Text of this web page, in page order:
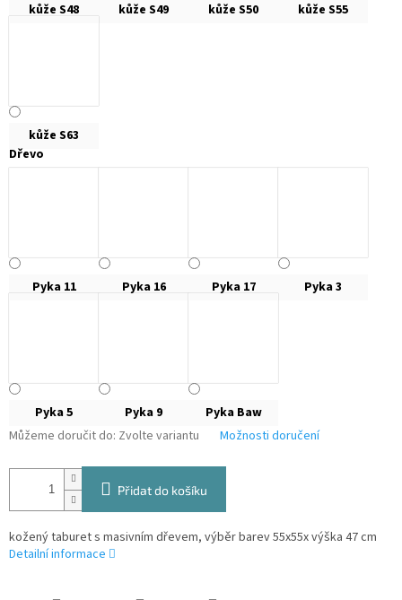
kůže S48 kůže S49 kůže S50 kůže S55
kůže S63
Dřevo
Pyka 11 Pyka 16 Pyka 17 Pyka 3
Pyka 5 Pyka 9
Pyka Baw
Můžeme doručit do: Zvolte variantu Možnosti doručení
Přidat do košíku
kožený taburet s masivním dřevem, výběr barev 55x55x výška 47 cm
Detailní informace